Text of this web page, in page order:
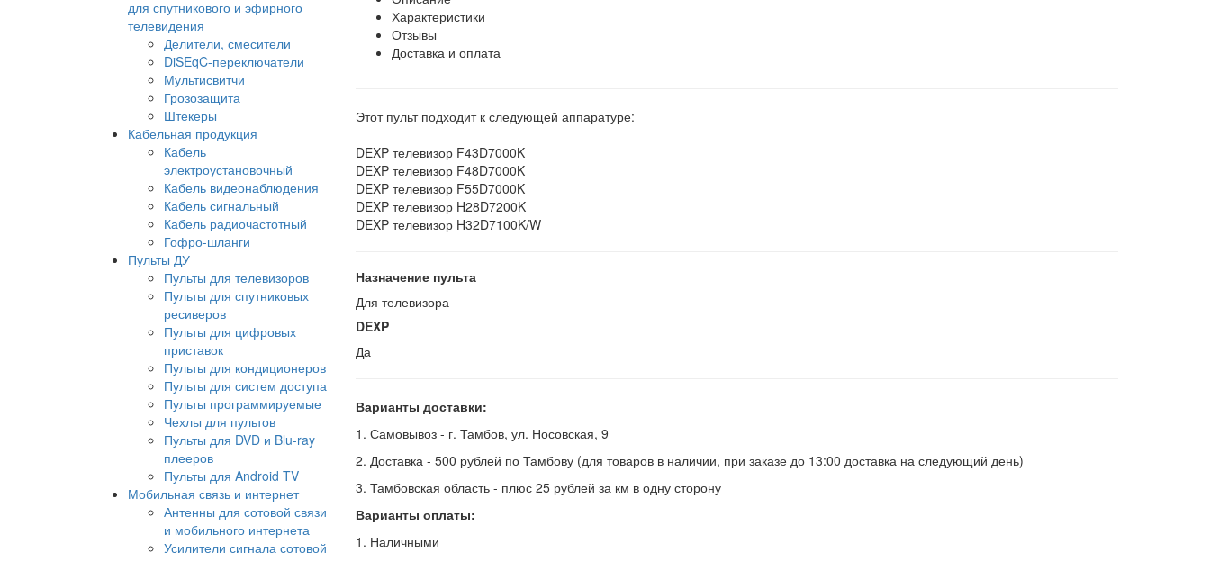
для спутникового и эфирного
телевидения
Делители, смесители
DiSEqC-переключатели
Мультисвитчи
Грозозащита
Штекеры
Кабельная продукция
Кабель
электроустановочный
Кабель видеонаблюдения
Кабель сигнальный
Кабель радиочастотный
Гофро-шланги
Пульты ДУ
Пульты для телевизоров
Пульты для спутниковых
ресиверов
Пульты для цифровых
приставок
Пульты для кондиционеров
Пульты для систем доступа
Пульты программируемые
Чехлы для пультов
Пульты для DVD и Blu-ray
плееров
Пульты для Android TV
Мобильная связь и интернет
Антенны для сотовой связи
и мобильного интернета
Усилители сигнала сотовой
Характеристики
Отзывы
Доставка и оплата
Этот пульт подходит к следующей аппаратуре:
DEXP телевизор F43D7000K
DEXP телевизор F48D7000K
DEXP телевизор F55D7000K
DEXP телевизор H28D7200K
DEXP телевизор H32D7100K/W
Назначение пульта
Для телевизора
DEXP
Да
Варианты доставки:
1. Самовывоз - г. Тамбов, ул. Носовская, 9
2. Доставка - 500 рублей по Тамбову (для товаров в наличии, при заказе до 13:00 доставка на следующий день)
3. Тамбовская область - плюс 25 рублей за км в одну сторону
Варианты оплаты:
1. Наличными